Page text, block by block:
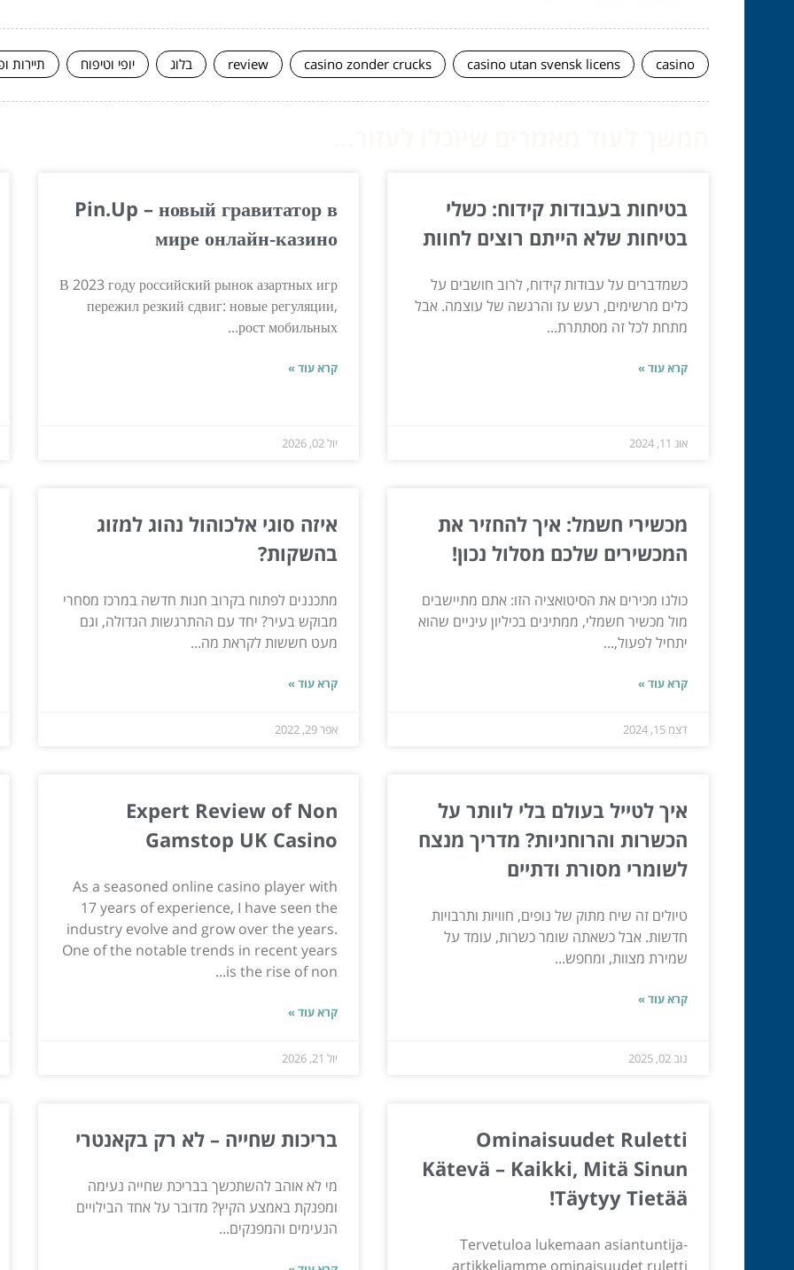
casino
casino utan svensk licens
casino zonder crucks
review בלוג יופי וטיפוח תיירות
בטיחות בעבודות קידוח: כשלי
בטיחות שלא הייתם רוצים לחוות
כשמדברים על עבודות קידוח, לרוב חושבים על
כלים מרשימים, רעש עז והרגשה של עוצמה. אבל
מתחת לכל זה מסתתרת...
קרא עוד »
אוג 11, 2024
Pin.Up – новый гравитатор в
мире онлайн‑казино
В 2023 году российский рынок азартных игр
пережил резкий сдвиг: новые регуляции,
рост мобильных...
קרא עוד »
יול 02, 2026
מכשירי חשמל: איך להחזיר את
המכשירים שלכם מסלול נכון!
כולנו מכירים את הסיטואציה הזו: אתם מתיישבים
מול מכשיר חשמלי, ממתינים בכיליון עיניים שהוא
יתחיל לפעול,...
קרא עוד »
דצמ 15, 2024
איזה סוגי אלכוהול נהוג למזוג
בהשקות?
מתכננים לפתוח בקרוב חנות חדשה במרכז מסחרי
מבוקש בעיר? יחד עם ההתרגשות הגדולה, וגם
מעט חששות לקראת מה...
קרא עוד »
אפר 29, 2022
איך לטייל בעולם בלי לוותר על
הכשרות והרוחניות? מדריך מנצח
לשומרי מסורת ודתיים
טיולים זה שיח מתוק של נופים, חוויות ותרבויות
חדשות. אבל כשאתה שומר כשרות, עומד על
שמירת מצוות, ומחפש...
קרא עוד »
נוב 02, 2025
Expert Review of Non
Gamstop UK Casino
As a seasoned online casino player with
17 years of experience, I have seen the
industry evolve and grow over the years.
One of the notable trends in recent years
is the rise of non...
קרא עוד »
יול 21, 2026
Ominaisuudet Ruletti
Kätevä – Kaikki, Mitä Sinun
Täytyy Tietää!
Tervetuloa lukemaan asiantuntija-
artikkeliamme ominaisuudet ruletti
בריכות שחייה – לא רק בקאנטרי
מי לא אוהב להשתכשך בבריכת שחייה נעימה
ומפנקת באמצע הקיץ? מדובר על אחד הבילויים
הנעימים והמפנקים...